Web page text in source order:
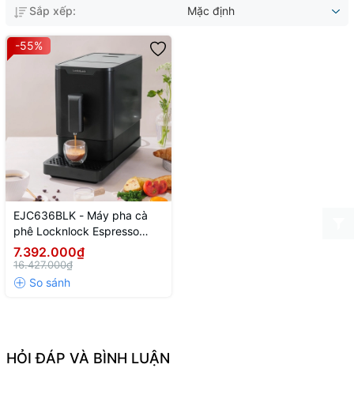
Sắp xếp: Mặc định
-55%
EJC636BLK - Máy pha cà
phê Locknlock Espresso
Machine 220V, 50Hz, 1235W
- Màu đen
7.392.000₫
16.427.000₫
HỎI ĐÁP VÀ BÌNH LUẬN